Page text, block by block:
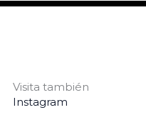
Visita también
Instagram